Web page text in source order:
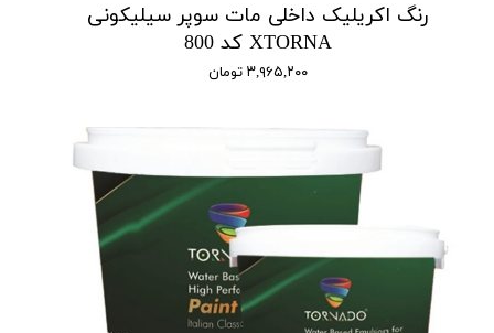
رنگ اکریلیک داخلی مات سوپر سیلیکونی
XTORNA کد 800
۳,۹۶۵,۲۰۰ تومان